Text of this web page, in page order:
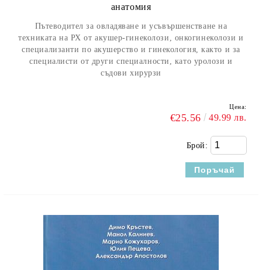
анатомия
Пътеводител за овладяване и усъвършенстване на
техниката на РХ от акушер-гинеколози, онкогинеколози и
специализанти по акушерство и гинекология, както и за
специалисти от други специалности, като уролози и
съдови хирурзи
Цена:
€25.56 49.99 лв.
Брой: